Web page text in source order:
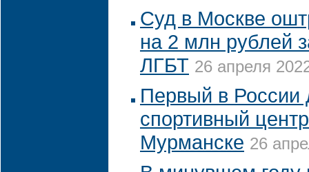
Суд в Москве
на 2 млн рублей
ЛГБТ 26 апреля
Первый в России
спортивный
Мурманске 26